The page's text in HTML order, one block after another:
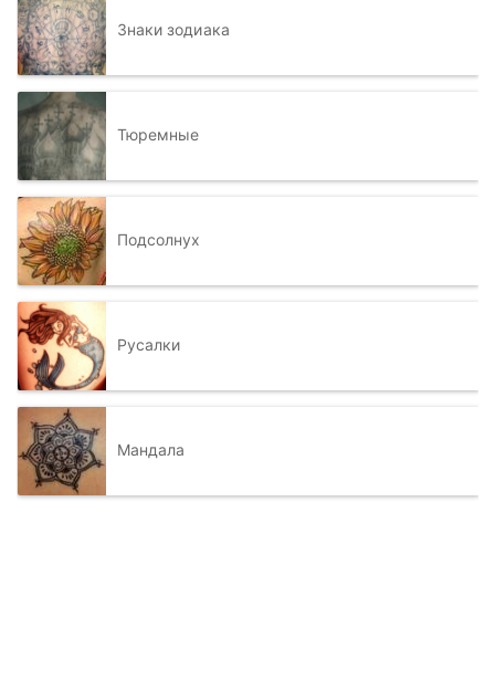
Знаки зодиака
Тюремные
Подсолнух
Русалки
Мандала